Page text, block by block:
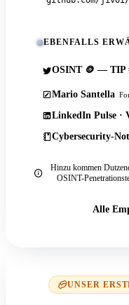
EBENFALLS
OSINT 🪙 — TIP
Mario Santella
LinkedIn Pulse ·
Cybersecurity-
Hinzu kommen
OSINT-
Alle
UNSER